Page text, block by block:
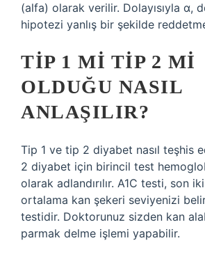
(alfa) olarak verilir. Dolayısıyla α,
hipotezi yanlış bir şekilde reddetme
TIP 1 MI TIP 2 MI
OLDUĞU NASIL
ANLAŞILIR?
Tip 1 ve tip 2 diyabet nasıl teşhis
2 diyabet için birincil test
olarak adlandırılır. A1C testi, son
ortalama kan şekeri seviyenizi
testidir. Doktorunuz sizden kan
parmak delme işlemi yapabilir.